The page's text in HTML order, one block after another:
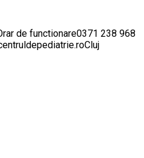
de functionare0371 238 968
Cluj